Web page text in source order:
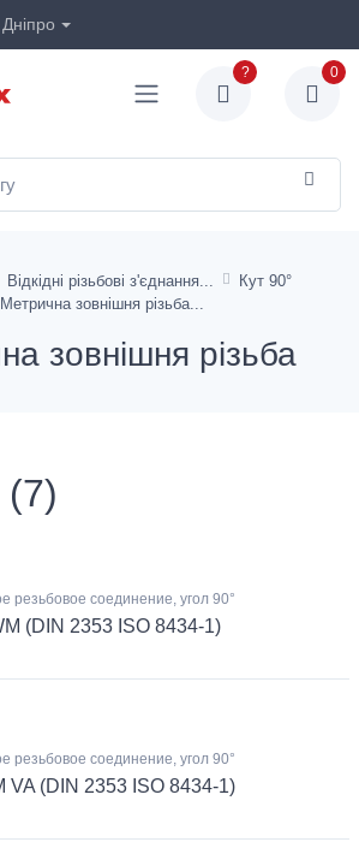
Дніпро
? 0
Відкідні різьбові з'єднання
Кут 90°
Метрична зовнішня різьба
зовнішня різьба
(7)
резьбовое соединение, угол 90°
(DIN 2353 ISO 8434-1)
резьбовое соединение, угол 90°
VA (DIN 2353 ISO 8434-1)